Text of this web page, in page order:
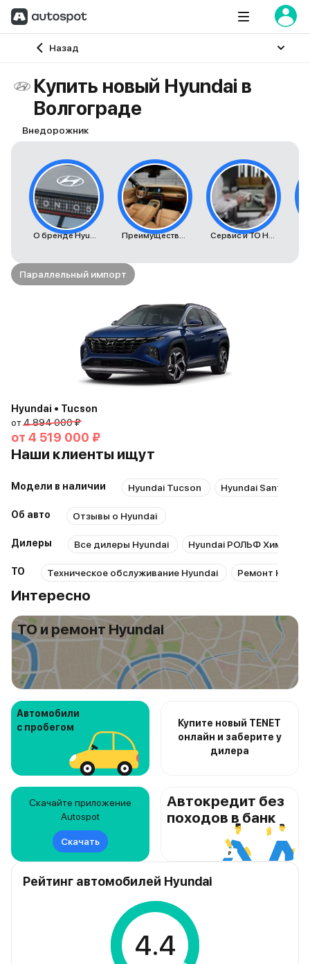
Назад
Главная
Купить новый Hyundai в
Волгограде
Внедорожник
О бренде Hyundai Преимущества автомобилей Hyundai Сервис и ТО Hyundai
Параллельный импорт
Hyundai • Tucson
от4 894 000 ₽
от 4 519 000 ₽
Наши клиенты ищут
Модели в наличии Hyundai Tucson Hyundai Santa Fe
Об авто Отзывы о Hyundai
Дилеры Все дилеры Hyundai Hyundai РОЛЬФ Химки
ТО Техническое обслуживание Hyundai Ремонт
Интересно
ТО и ремонт Hyundai
Автомобили
с пробегом
Купите новый TENET
онлайн и заберите у
дилера
Скачайте приложение
Autospot
Скачать
Автокредит без
походов в банк
Рейтинг автомобилей Hyundai
4.4